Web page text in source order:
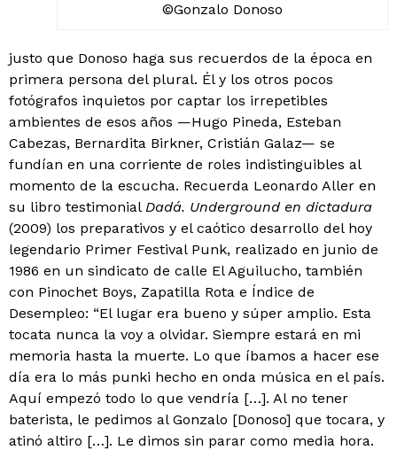
©Gonzalo Donoso
justo que Donoso haga sus recuerdos de la época en
primera persona del plural. Él y los otros pocos
fotógrafos inquietos por captar los irrepetibles
ambientes de esos años —Hugo Pineda, Esteban
Cabezas, Bernardita Birkner, Cristián Galaz— se
fundían en una corriente de roles indistinguibles al
momento de la escucha. Recuerda Leonardo Aller en
su libro testimonial Dadá. Underground en dictadura
(2009) los preparativos y el caótico desarrollo del hoy
legendario Primer Festival Punk, realizado en junio de
1986 en un sindicato de calle El Aguilucho, también
con Pinochet Boys, Zapatilla Rota e Índice de
Desempleo: “El lugar era bueno y súper amplio. Esta
tocata nunca la voy a olvidar. Siempre estará en mi
memoria hasta la muerte. Lo que íbamos a hacer ese
día era lo más punki hecho en onda música en el país.
Aquí empezó todo lo que vendría […]. Al no tener
baterista, le pedimos al Gonzalo [Donoso] que tocara, y
atinó altiro […]. Le dimos sin parar como media hora.